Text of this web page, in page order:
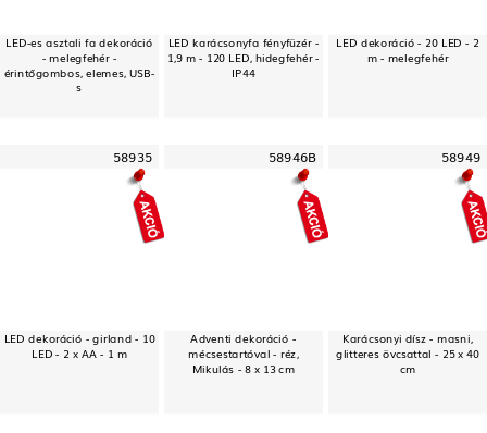
LED-es asztali fa dekoráció
- melegfehér -
érintőgombos, elemes, USB-
s
LED karácsonyfa fényfüzér -
1,9 m - 120 LED, hidegfehér -
IP44
LED dekoráció - 20 LED - 2
m - melegfehér
58935
LED dekoráció - girland - 10
LED - 2 x AA - 1 m
58946B
Adventi dekoráció -
mécsestartóval - réz,
Mikulás - 8 x 13 cm
58949
Karácsonyi dísz - masni,
glitteres övcsattal - 25 x 40
cm